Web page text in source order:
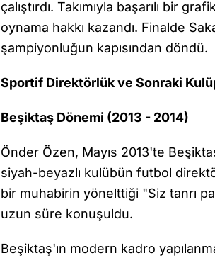
çalıştırdı. Takımıyla başarılı bir
oynama hakkı kazandı. Finalde
şampiyonluğun kapısından döndü.
Sportif Direktörlük ve Sonraki
Beşiktaş Dönemi (2013 - 2014)
Önder Özen, Mayıs 2013'te
siyah-beyazlı kulübün futbol
bir muhabirin yönelttiği "Siz tanrı
uzun süre konuşuldu.
Beşiktaş'ın modern kadro